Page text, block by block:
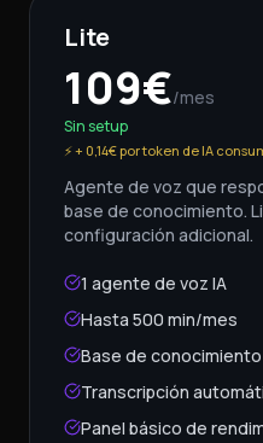
Lite
109€/mes
Sin setup
⚡+ 0,14€ por token de IA
Agente de voz que
base de conocimiento.
configuración adicional.
1 agente de voz IA
Hasta 500 min/mes
Base de
Transcripción
Panel básico de